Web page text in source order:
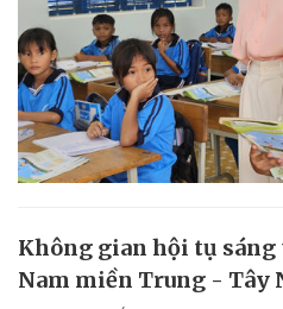
Không gian hội tụ sáng
Nam miền Trung - Tây